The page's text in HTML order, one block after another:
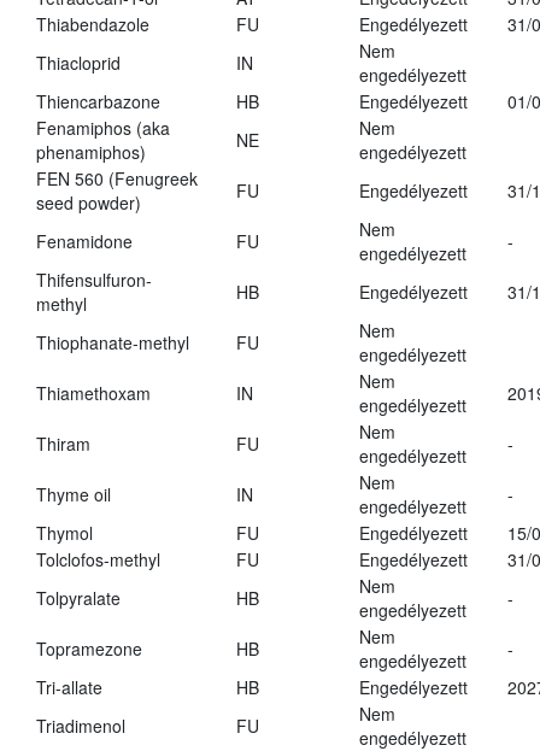
Thiabendazole
FU Engedélyezett
31/
Thiacloprid
IN
Nem
engedélyezett
Thiencarbazone
HB Engedélyezett
01/
Fenamiphos (aka
phenamiphos)
NE
Nem
engedélyezett
FEN 560 (Fenugreek
seed powder)
FU Engedélyezett 31/
Fenamidone FU
Nem
engedélyezett
-
Thifensulfuron-
methyl
HB Engedélyezett 31/
Thiophanate-methyl FU
Nem
engedélyezett
Thiamethoxam
IN
Nem
engedélyezett
Thiram FU
Nem
engedélyezett
-
Thyme oil IN
Nem
engedélyezett
-
Thymol
FU Engedélyezett
15/
Tolclofos-methyl
FU Engedélyezett
31/
Tolpyralate
HB
Nem
engedélyezett
-
Topramezone HB
Nem
engedélyezett
-
Tri-allate
HB Engedélyezett
Triadimenol
FU
Nem
engedélyezett